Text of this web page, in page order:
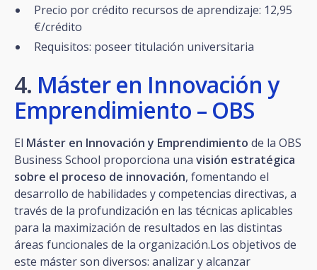
Precio por crédito recursos de aprendizaje: 12,95
€/crédito
Requisitos: poseer titulación universitaria
4. Máster en Innovación y
Emprendimiento – OBS
El Máster en Innovación y Emprendimiento de la OBS
Business School proporciona una visión estratégica
sobre el proceso de innovación, fomentando el
desarrollo de habilidades y competencias directivas, a
través de la profundización en las técnicas aplicables
para la maximización de resultados en las distintas
áreas funcionales de la organización.Los objetivos de
este máster son diversos: analizar y alcanzar